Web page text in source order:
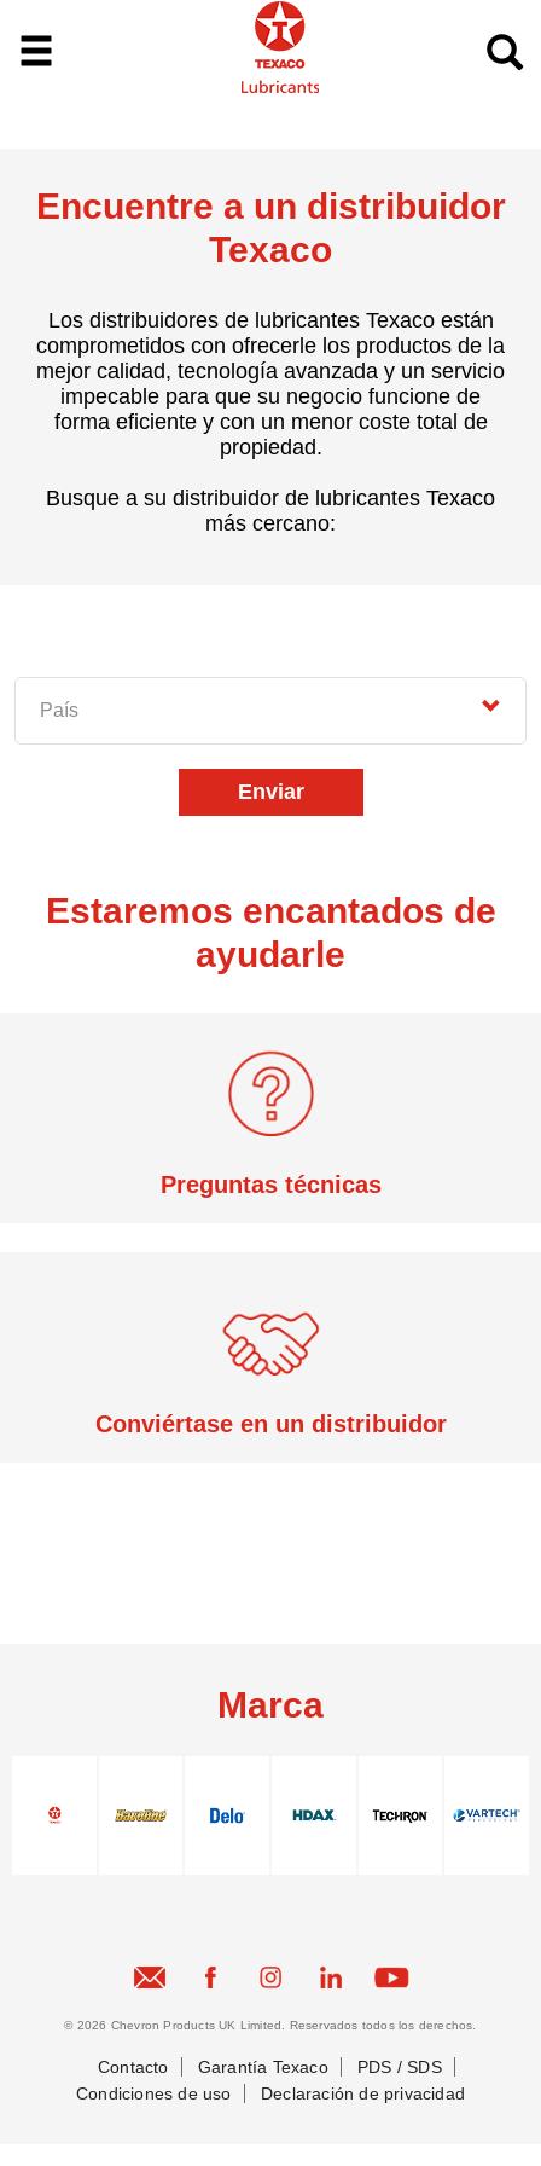
Encuentre a un distribuidor
Texaco
Los distribuidores de lubricantes Texaco están
comprometidos con ofrecerle los productos de la
mejor calidad, tecnología avanzada y un servicio
impecable para que su negocio funcione de
forma eficiente y con un menor coste total de
propiedad.
Busque a su distribuidor de lubricantes Texaco
más cercano:
País
Enviar
Estaremos encantados de
ayudarle
Preguntas técnicas
Conviértase en un distribuidor
Marca
© 2026 Chevron Products UK Limited. Reservados todos los derechos.
Contacto Garantía Texaco
PDS / SDS
Condiciones de uso
Declaración de privacidad